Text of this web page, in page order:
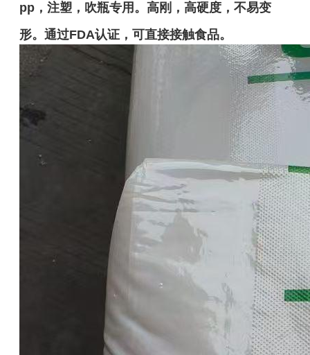
pp，注塑，吹瓶专用。高刚，高硬度，不易变
形。通过FDA认证，可直接接触食品。